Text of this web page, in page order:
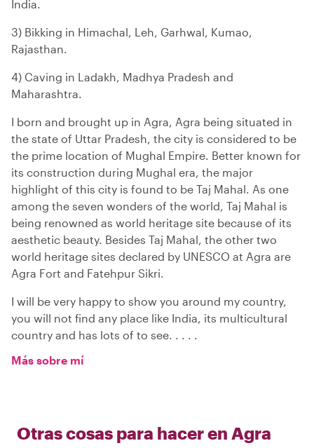
India.
3) Bikking in Himachal, Leh, Garhwal, Kumao,
Rajasthan.
4) Caving in Ladakh, Madhya Pradesh and
Maharashtra.
I born and brought up in Agra, Agra being situated in
the state of Uttar Pradesh, the city is considered to be
the prime location of Mughal Empire. Better known for
its construction during Mughal era, the major
highlight of this city is found to be Taj Mahal. As one
among the seven wonders of the world, Taj Mahal is
being renowned as world heritage site because of its
aesthetic beauty. Besides Taj Mahal, the other two
world heritage sites declared by UNESCO at Agra are
Agra Fort and Fatehpur Sikri.
I will be very happy to show you around my country,
you will not find any place like India, its multicultural
country and has lots of to see. . . . .
Más sobre mí
Otras cosas para hacer en Agra